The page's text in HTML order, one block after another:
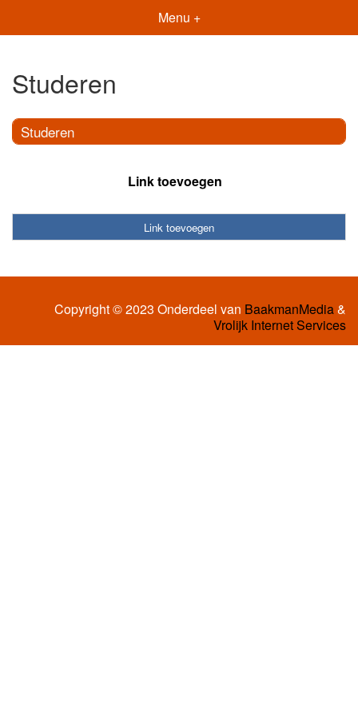
Menu +
Studeren
Studeren
Link toevoegen
Link toevoegen
Copyright © 2023 Onderdeel van BaakmanMedia&
Vrolijk Internet Services